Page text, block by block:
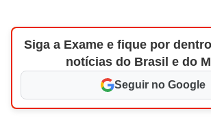
Siga a Exame e fique por
notícias do Brasil e do
Seguir no Google